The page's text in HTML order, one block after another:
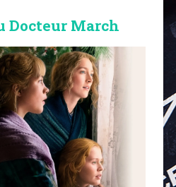
Docteur March